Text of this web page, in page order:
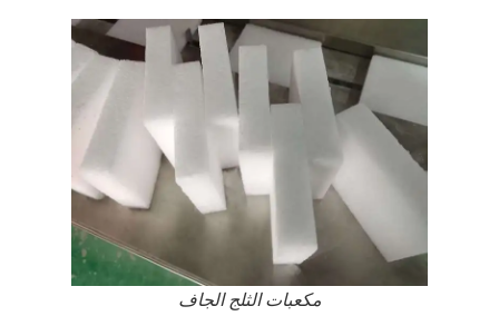
مكعبات الثلج الجاف